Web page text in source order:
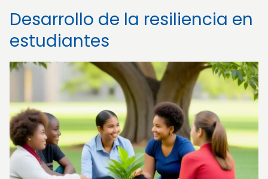
Desarrollo de la resiliencia en
estudiantes